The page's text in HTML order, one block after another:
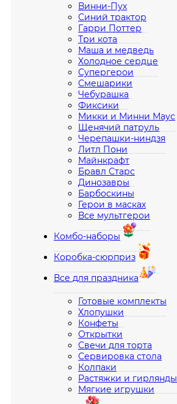
Винни-Пух
Синий трактор
Гарри Поттер
Три кота
Маша и медведь
Холодное сердце
Супергерои
Смешарики
Чебурашка
Фиксики
Микки и Минни Маус
Щенячий патруль
Черепашки-ниндзя
Литл Пони
Майнкрафт
Бравл Старс
Динозавры
Барбоскины
Герои в масках
Все мультгерои
Комбо-наборы
Коробка-сюрприз
Все для праздника
Готовые комплекты
Хлопушки
Конфеты
Открытки
Свечи для торта
Сервировка стола
Колпаки
Растяжки и гирлянды
Мягкие игрушки